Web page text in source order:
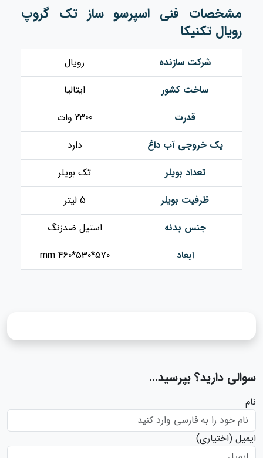
مشخصات فنی اسپرسو ساز تک گروپ
رویال تکنیکا
شرکت سازنده
رویال
ساخت کشور
ایتالیا
قدرت
2300 وات
یک خروجی آب داغ
دارد
تعداد بویلر
تک بویلر
ظرفیت بویلر
5 لیتر
جنس بدنه
استیل ضدزنگ
ابعاد
mm 460*530*570
سوالی دارید؟ بپرسید...
نام
ایمیل (اختیاری)